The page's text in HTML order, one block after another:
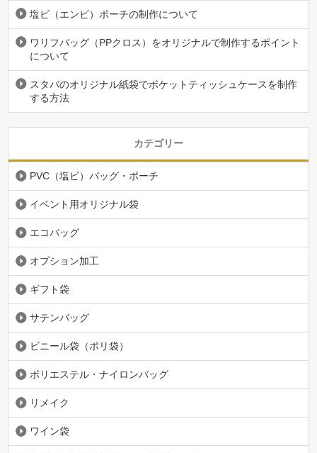
塩ビ（エンビ）ポーチの制作について
ワリフバッグ（PPクロス）をオリジナルで制作するポイント
について
スタバのオリジナル紙袋でポケットティッシュケースを制作
する方法
カテゴリー
PVC（塩ビ）バッグ・ポーチ
イベント用オリジナル袋
エコバッグ
オプション加工
ギフト袋
サテンバッグ
ビニール袋（ポリ袋）
ポリエステル・ナイロンバッグ
リメイク
ワイン袋